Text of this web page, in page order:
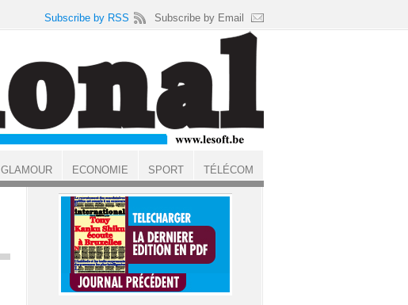
Subscribe by RSS Subscribe by Email
GLAMOUR ECONOMIE SPORT TÉLÉCOM